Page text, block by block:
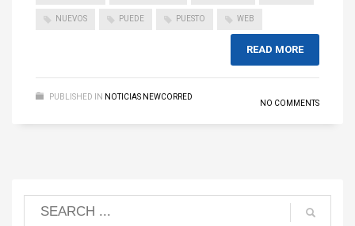
NUEVOS PUEDE PUESTO WEB
READ MORE
PUBLISHED IN NOTICIAS NEWCORRED
NO COMMENTS